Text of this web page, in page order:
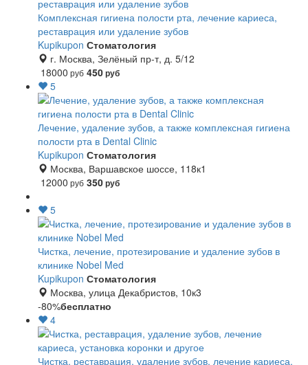
Комплексная гигиена полости рта, лечение кариеса,
реставрация или удаление зубов
Kupikupon Стоматология
г. Москва, Зелёный пр-т, д. 5/12
18000 руб 450руб
5
Лечение, удаление зубов, а также комплексная гигиена
полости рта в Dental Clinic
Kupikupon Стоматология
Москва, Варшавское шоссе, 118к1
12000 руб 350руб
5
Чистка, лечение, протезирование и удаление зубов в
клинике Nobel Med
Kupikupon Стоматология
Москва, улица Декабристов, 10к3
-80%бесплатно
4
Чистка, реставрация, удаление зубов, лечение кариеса,